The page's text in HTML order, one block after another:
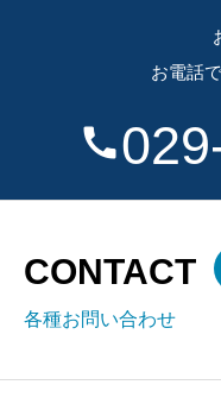
お電話
call
CONTACT
各種お問い合わせ